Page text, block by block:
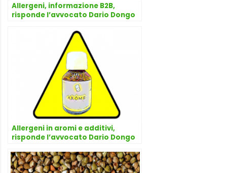
Allergeni, informazione B2B,
risponde l’avvocato Dario Dongo
Allergeni in aromi e additivi,
risponde l’avvocato Dario Dongo